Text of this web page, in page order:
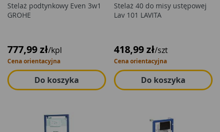
Stelaż podtynkowy Even 3w1
GROHE
777,99 zł/kpl
Cena orientacyjna
Do koszyka
Stelaż 40 do misy ustępowej
Lav 101 LAVITA
418,99 zł/szt
Cena orientacyjna
Do koszyka